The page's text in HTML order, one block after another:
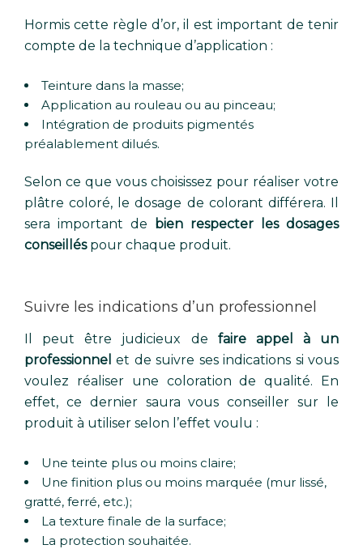
Hormis cette règle d’or, il est important de tenir
compte de la technique d’application :
Teinture dans la masse;
Application au rouleau ou au pinceau;
Intégration de produits pigmentés
préalablement dilués.
Selon ce que vous choisissez pour réaliser votre
plâtre coloré, le dosage de colorant différera. Il
sera important de bien respecter les dosages
conseilléspour chaque produit.
Suivre les indications d’un professionnel
Il peut être judicieux de faire appel à un
professionnel et de suivre ses indications si vous
voulez réaliser une coloration de qualité. En
effet, ce dernier saura vous conseiller sur le
produit à utiliser selon l’effet voulu :
Une teinte plus ou moins claire;
Une finition plus ou moins marquée (mur lissé,
gratté, ferré, etc.);
La texture finale de la surface;
La protection souhaitée.